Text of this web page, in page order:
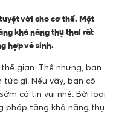
vời cho cơ thể. Một
khả năng thụ thai rất
hợp vô sinh.
gian. Thế nhưng, bạn
gì. Nếu vậy, bạn có
có tin vui nhé. Bởi loại
pháp tăng khả năng thụ